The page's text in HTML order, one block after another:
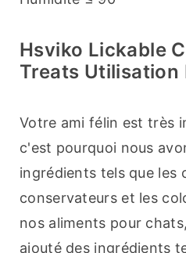
Hsviko Lickable
Treats Utilisation
Votre ami félin est très
c'est pourquoi nous
ingrédients tels que les
conservateurs et les
nos aliments pour
ajouté des ingrédients